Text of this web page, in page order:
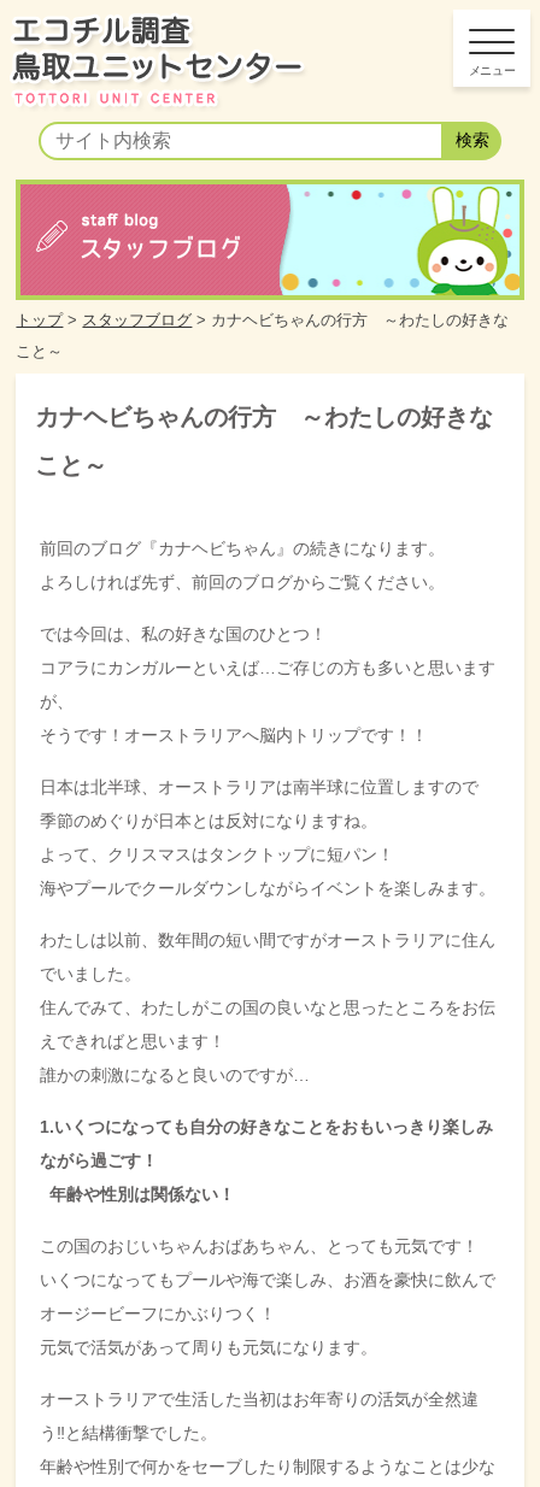
トップ> スタッフブログ > カナヘビちゃんの行方 ～わたしの好きな
こと～
カナヘビちゃんの行方 ～わたしの好きな
こと～
前回のブログ『カナヘビちゃん』の続きになります。
よろしければ先ず、前回のブログからご覧ください。
では今回は、私の好きな国のひとつ！
コアラにカンガルーといえば…ご存じの方も多いと思います
が、
そうです！オーストラリアへ脳内トリップです！！
日本は北半球、オーストラリアは南半球に位置しますので
季節のめぐりが日本とは反対になりますね。
よって、クリスマスはタンクトップに短パン！
海やプールでクールダウンしながらイベントを楽しみます。
わたしは以前、数年間の短い間ですがオーストラリアに住ん
でいました。
住んでみて、わたしがこの国の良いなと思ったところをお伝
えできればと思います！
誰かの刺激になると良いのですが
1.いくつになっても自分の好きなことをおもいっきり楽しみ
ながら過ごす！
年齢や性別は関係ない！
この国のおじいちゃんおばあちゃん、とっても元気です！
いくつになってもプールや海で楽しみ、お酒を豪快に飲んで
オージービーフにかぶりつく！
元気で活気があって周りも元気になります。
オーストラリアで生活した当初はお年寄りの活気が全然違
う‼と結構衝撃でした。
年齢や性別で何かをセーブしたり制限するようなことは少な